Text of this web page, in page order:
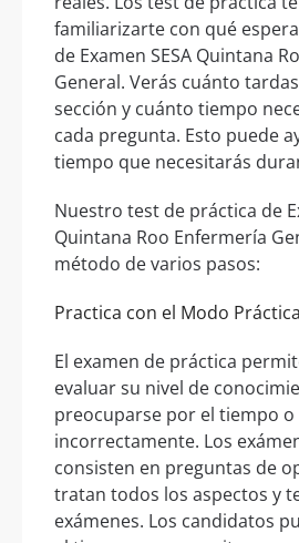
familiarizarte con qué
de Examen SESA Quintana
General. Verás cuánto
sección y cuánto tiempo
cada pregunta. Esto puede
tiempo que necesitarás
Nuestro test de práctica de
Quintana Roo Enfermería
método de varios pasos:
Practica con el Modo
El examen de práctica
evaluar su nivel de
preocuparse por el tiempo
incorrectamente. Los
consisten en preguntas de
tratan todos los aspectos y
exámenes. Los candidatos